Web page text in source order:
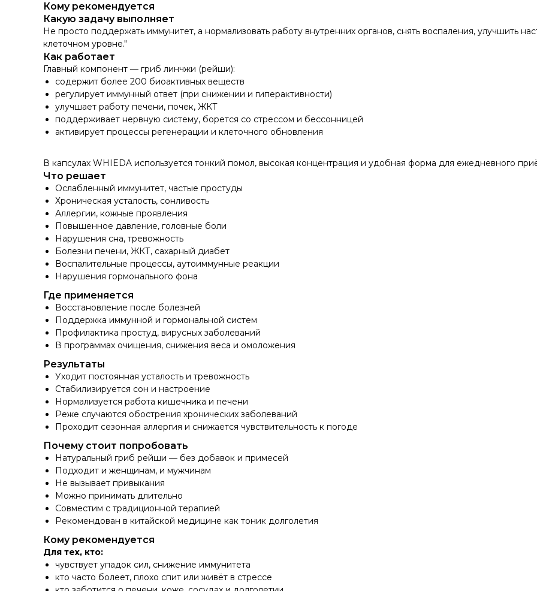
Кому рекомендуется
Какую задачу выполняет
Не просто поддержать иммунитет, а нормализовать работу внутренних органов, снять воспаления, улучшить
клеточном уровне."
Как работает
Главный компонент — гриб линчжи (рейши):
содержит более 200 биоактивных веществ
регулирует иммунный ответ (при снижении и гиперактивности)
улучшает работу печени, почек, ЖКТ
поддерживает нервную систему, борется со стрессом и бессонницей
активирует процессы регенерации и клеточного обновления
В капсулах WHIEDA используется тонкий помол, высокая концентрация и удобная форма для ежедневного
Что решает
Ослабленный иммунитет, частые простуды
Хроническая усталость, сонливость
Аллергии, кожные проявления
Повышенное давление, головные боли
Нарушения сна, тревожность
Болезни печени, ЖКТ, сахарный диабет
Воспалительные процессы, аутоиммунные реакции
Нарушения гормонального фона
Где применяется
Восстановление после болезней
Поддержка иммунной и гормональной систем
Профилактика простуд, вирусных заболеваний
В программах очищения, снижения веса и омоложения
Результаты
Уходит постоянная усталость и тревожность
Стабилизируется сон и настроение
Нормализуется работа кишечника и печени
Реже случаются обострения хронических заболеваний
Проходит сезонная аллергия и снижается чувствительность к погоде
Почему стоит попробовать
Натуральный гриб рейши — без добавок и примесей
Подходит и женщинам, и мужчинам
Не вызывает привыкания
Можно принимать длительно
Совместим с традиционной терапией
Рекомендован в китайской медицине как тоник долголетия
Кому рекомендуется
Для тех, кто:
чувствует упадок сил, снижение иммунитета
кто часто болеет, плохо спит или живёт в стрессе